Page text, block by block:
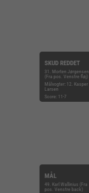
SKUD REDDET
31. Morten Jørgensen
(Fra pos. Venstre fløj)
Målvogter: 12. Kasper
Larsen
Score: 11-7
MÅL
49. Karl Wallinius (Fra
pos. Venstre back)